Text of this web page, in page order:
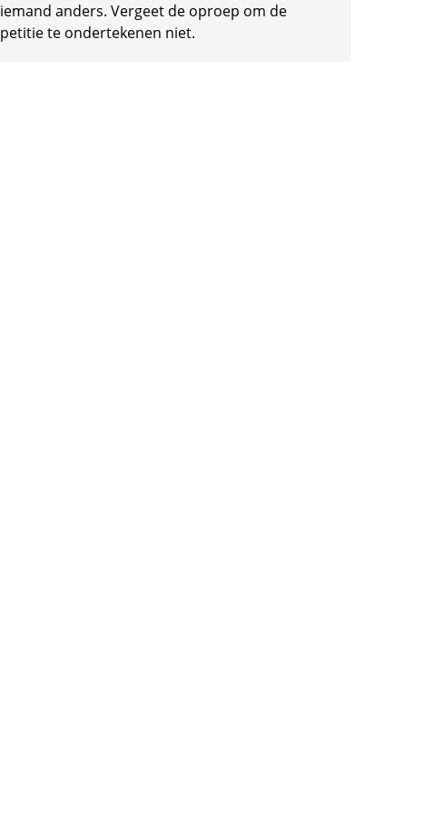
iemand anders. Vergeet de oproep om de
petitie te ondertekenen niet.